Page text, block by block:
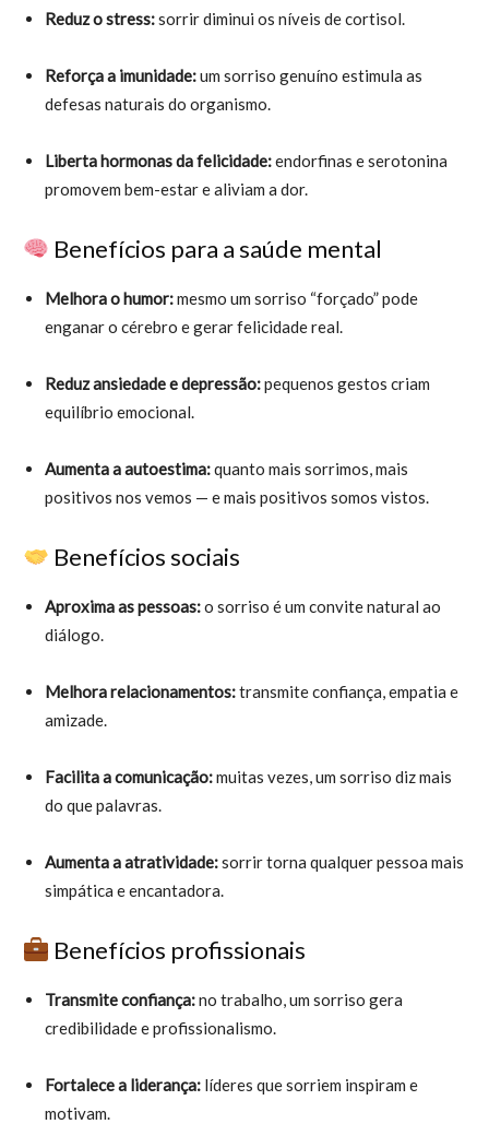
Reduz o stress:sorrir diminui os níveis de cortisol.
Reforça a imunidade:um sorriso genuíno estimula as
defesas naturais do organismo.
Liberta hormonas da felicidade:endorfinas e serotonina
promovem bem-estar e aliviam a dor.
Benefícios para a saúde mental
Melhora o humor:mesmo um sorriso “forçado” pode
enganar o cérebro e gerar felicidade real.
Reduz ansiedade e depressão:pequenos gestos criam
equilíbrio emocional.
Aumenta a autoestima:quanto mais sorrimos, mais
positivos nos vemos — e mais positivos somos vistos.
Benefícios sociais
Aproxima as pessoas:o sorriso é um convite natural ao
diálogo.
Melhora relacionamentos:transmite confiança, empatia e
amizade.
Facilita a comunicação:muitas vezes, um sorriso diz mais
do que palavras.
Aumenta a atratividade:sorrir torna qualquer pessoa mais
simpática e encantadora.
Benefícios profissionais
Transmite confiança:no trabalho, um sorriso gera
credibilidade e profissionalismo.
Fortalece a liderança: líderes que sorriem inspiram e
motivam.